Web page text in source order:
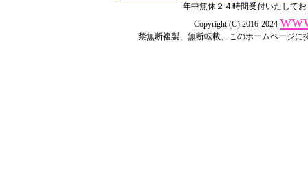
年中無休２４時間受付いたして
Copyright (C) 2016-2024
禁無断複製、無断転載、このホームページ